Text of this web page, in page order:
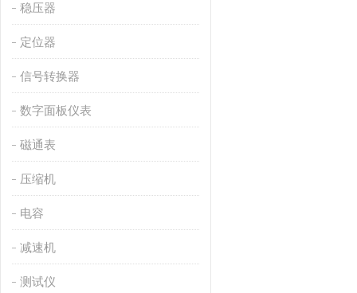
稳压器
定位器
信号转换器
数字面板仪表
磁通表
压缩机
电容
减速机
测试仪